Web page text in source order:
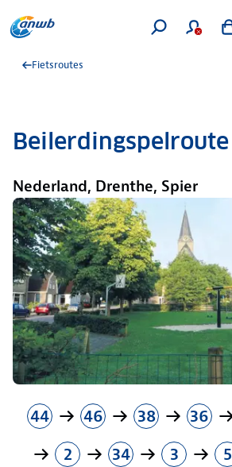
Fietsroutes
Beilerdingspelroute
Nederland, Drenthe, Spier
44 46 38 36
2
34 3 5